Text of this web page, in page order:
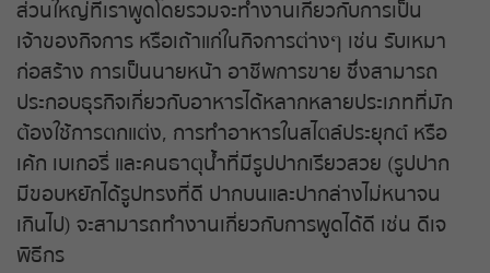
หวยหุ้นจีน บ่าย
หวยหุ้นไต้หวัน
หวยหุ้นสิงคโปร์
หวยหุ้นอิยิป
ส่วนใหญ่ที่เราพูดโดยรวมจะทำงานเกี่ยวกับการเป็น
เจ้าของกิจการ หรือเถ้าแก่ในกิจการต่างๆ เช่น รับเหมา
ก่อสร้าง การเป็นนายหน้า อาชีพการขาย ซึ่งสามารถ
ประกอบธุรกิจเกี่ยวกับอาหารได้หลากหลายประเภทที่มัก
ต้องใช้การตกแต่ง, การทำอาหารในสไตล์ประยุกต์ หรือ
เค้ก เบเกอรี่ และคนธาตุน้ำที่มีรูปปากเรียวสวย (รูปปาก
มีขอบหยักได้รูปทรงที่ดี ปากบนและปากล่างไม่หนาจน
เกินไป) จะสามารถทำงานเกี่ยวกับการพูดได้ดี เช่น ดีเจ
พิธีกร